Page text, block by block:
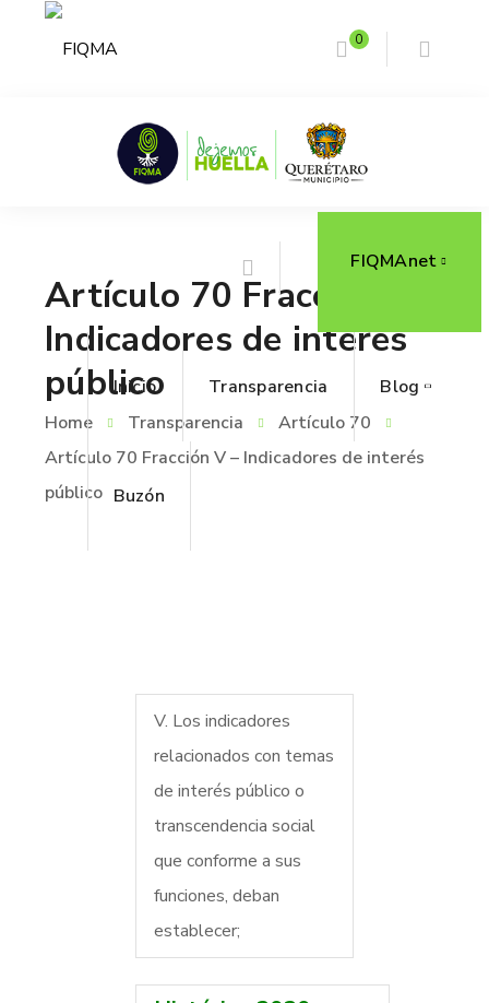
0
FIQMAnet
Inicio Transparencia Blog
Buzón
Artículo 70 Fracción V –
Indicadores de interés
público
Home Transparencia
Artículo 70
Artículo 70 Fracción V – Indicadores de interés
público
V. Los indicadores
relacionados con temas
de interés público o
transcendencia social
que conforme a sus
funciones, deban
establecer;